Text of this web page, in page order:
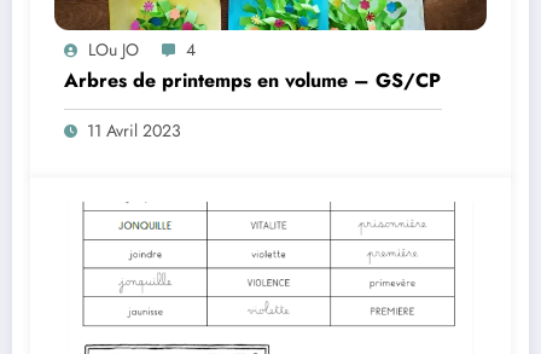
LOu JO 4
Arbres de printemps en volume – GS/CP
11 Avril 2023